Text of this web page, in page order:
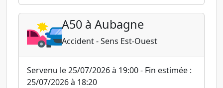
A50 à Aubagne
Accident - Sens Est-Ouest
Servenu le 25/07/2026 à 19:00 - Fin estimée :
25/07/2026 à 18:20